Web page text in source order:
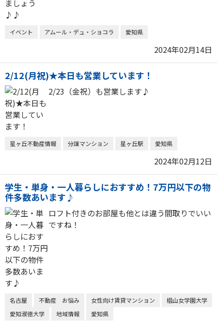
イベント アムール・デュ・ショコラ 愛知県
2024年02月14日
2/12(月祝)★本日も営業しています！
2/23（金祝）も営業します♪
星ヶ丘不動産情報 分譲マンション 星ヶ丘駅 愛知県
2024年02月12日
学生・単身・一人暮らしにおすすめ！7万円以下の物
件多数あいます♪
ロフト付きのお部屋も他とは違う間取りでいい
ですね！
名古屋 不動産 お悩み 女性向け賃貸マンション
椙山女学園大学
愛知淑徳大学
地域情報 愛知県